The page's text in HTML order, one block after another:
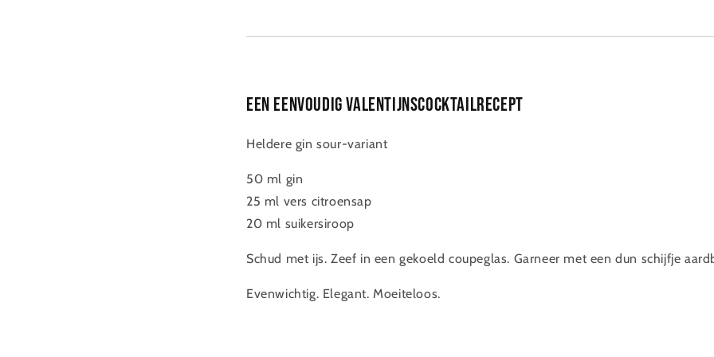
Een eenvoudig Valentijnscocktailrecept
Heldere gin sour-variant
50 ml gin
25 ml vers citroensap
20 ml suikersiroop
Schud met ijs. Zeef in een gekoeld coupeglas. Garneer met een dun schijfje
Evenwichtig. Elegant. Moeiteloos.